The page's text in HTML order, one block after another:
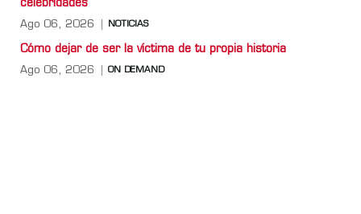
celebridades
Ago 06, 2026 NOTICIAS
Cómo dejar de ser la víctima de tu propia historia
Ago 06, 2026 ON DEMAND